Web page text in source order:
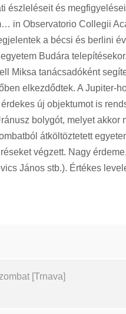
észleléseit és
in Observatorio Collegii
a bécsi és berlini
Budára
Miksa tanácsadóként
elkezdődtek. A Jupiter-
új objektumot is
bolygót, melyet
átköltöztetett
végzett. Nagy
János stb.). Értékes
[Trnava]